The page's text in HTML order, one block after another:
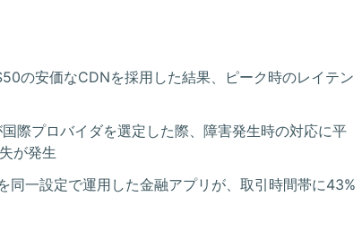
の安価なCDNを採用した結果、ピーク時のレイテン
国際プロバイダを選定した際、障害発生時の対応に平
が発生
同一設定で運用した金融アプリが、取引時間帯に43%